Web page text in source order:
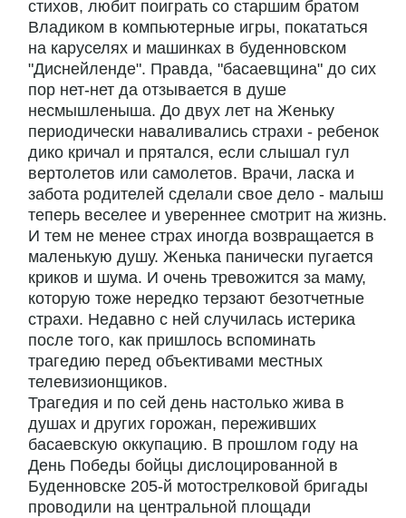
стихов, любит поиграть со старшим братом
Владиком в компьютерные игры, покататься
на каруселях и машинках в буденновском
"Диснейленде". Правда, "басаевщина" до сих
пор нет-нет да отзывается в душе
несмышленыша. До двух лет на Женьку
периодически наваливались страхи - ребенок
дико кричал и прятался, если слышал гул
вертолетов или самолетов. Врачи, ласка и
забота родителей сделали свое дело - малыш
теперь веселее и увереннее смотрит на жизнь.
И тем не менее страх иногда возвращается в
маленькую душу. Женька панически пугается
криков и шума. И очень тревожится за маму,
которую тоже нередко терзают безотчетные
страхи. Недавно с ней случилась истерика
после того, как пришлось вспоминать
трагедию перед объективами местных
телевизионщиков.
Трагедия и по сей день настолько жива в
душах и других горожан, переживших
басаевскую оккупацию. В прошлом году на
День Победы бойцы дислоцированной в
Буденновске 205-й мотострелковой бригады
проводили на центральной площади